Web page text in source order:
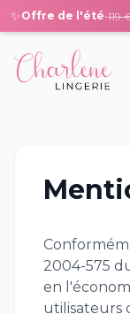
✨Offre de l'été•119
2004-575
en
utilisateurs